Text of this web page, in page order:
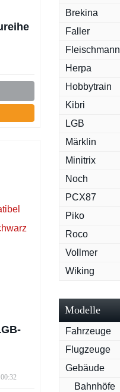
(30x)
Brekina
Faller
Fleischmann
Herpa
Hobbytrain
Kibri
LGB
Märklin
Minitrix
Noch
PCX87
Piko
Roco
Vollmer
Wiking
Modelle
Fahrzeuge
Flugzeuge
Gebäude
Bahnhöfe